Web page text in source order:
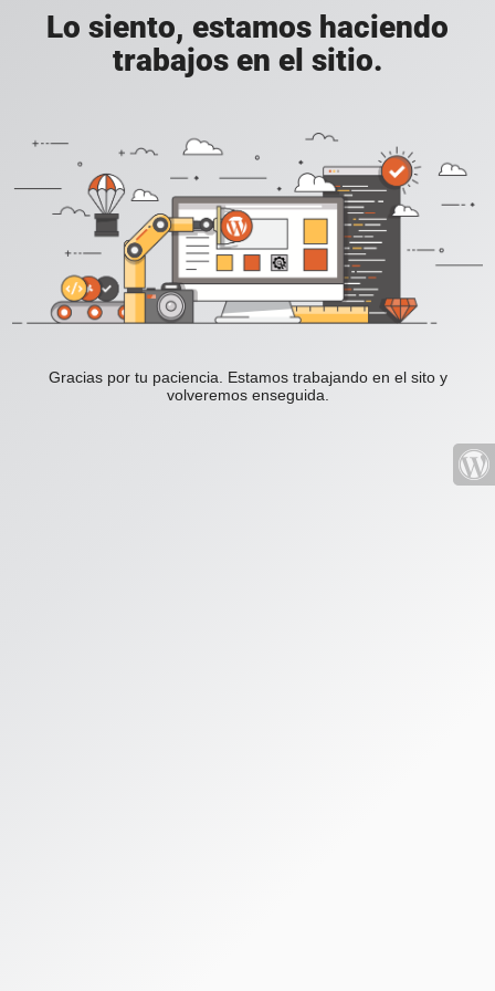
Lo siento, estamos haciendo
trabajos en el sitio.
Gracias por tu paciencia. Estamos trabajando en el sito y
volveremos enseguida.